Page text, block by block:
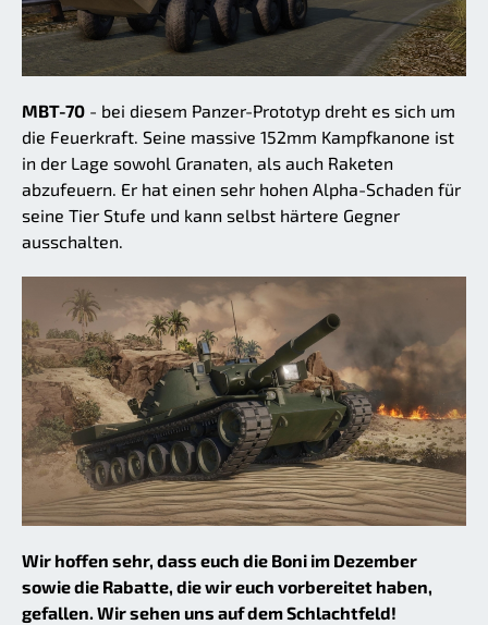
MBT-70 - bei diesem Panzer-Prototyp dreht es sich um
die Feuerkraft. Seine massive 152mm Kampfkanone ist
in der Lage sowohl Granaten, als auch Raketen
abzufeuern. Er hat einen sehr hohen Alpha-Schaden für
seine Tier Stufe und kann selbst härtere Gegner
ausschalten.
Wir hoffen sehr, dass euch die Boni im Dezember
sowie die Rabatte, die wir euch vorbereitet haben,
gefallen. Wir sehen uns auf dem Schlachtfeld!